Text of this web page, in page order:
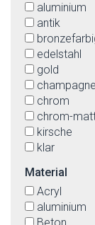
aluminium
antik
edelstahl
gold
chrom
chrom-
kirsche
klar
messing-
milchig
nickel
Material
Acryl
aluminium